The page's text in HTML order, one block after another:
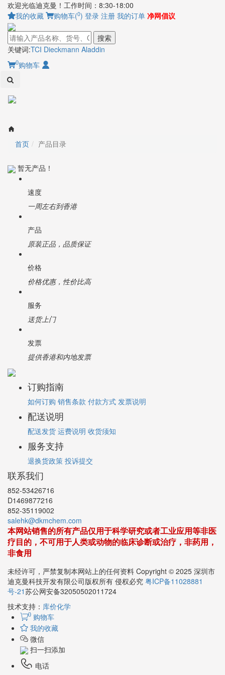
欢迎光临迪克曼！工作时间：8:30-18:00
我的收藏
购物车(0) 登录 注册 我的订单 净网倡议
搜索
关键词:TCI Dieckmann Aladdin
0购物车
首页 产品目录
暂无产品！
速度
一周左右到香港
产品
原装正品，品质保证
价格
价格优惠，性价比高
服务
送货上门
发票
提供香港和内地发票
订购指南
如何订购 销售条款 付款方式 发票说明
配送说明
配送发货 运费说明 收货须知
服务支持
退换货政策 投诉提交
联系我们
852-53426716
D1469877216
852-35119002
salehk@dkmchem.com
本网站销售的所有产品仅用于科学研究或者工业应用等非医
疗目的，不可用于人类或动物的临床诊断或治疗，非药用，
非食用
未经许可，严禁复制本网站上的任何资料 Copyright © 2025 深圳市
迪克曼科技开发有限公司版权所有 侵权必究 粤ICP备11028881
号-21苏公网安备32050502011724
技术支持： 库价化学
0 购物车
我的收藏
微信
扫一扫添加
电话